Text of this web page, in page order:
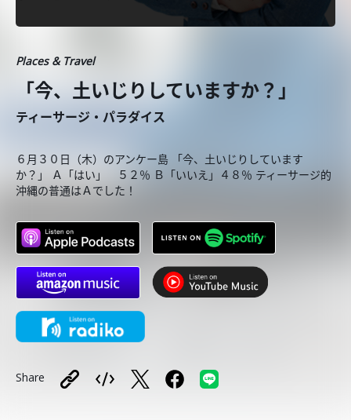
Places & Travel
「今、土いじりしていますか？」
ティーサージ・パラダイス
６月３０日（木）のアンケー島 「今、土いじりしています
か？」 Ａ「はい」 ５２％ Ｂ「いいえ」４８％ ティーサージ的
沖縄の普通はＡでした！
Share